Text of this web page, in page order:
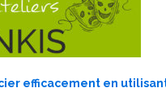
efficacement en